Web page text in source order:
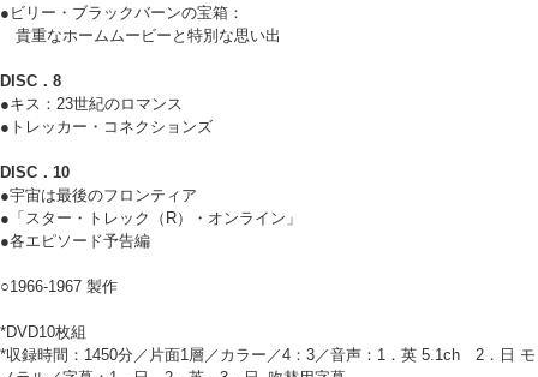
●ビリー・ブラックバーンの宝箱：
貴重なホームムービーと特別な思い出
DISC．8
●キス：23世紀のロマンス
●トレッカー・コネクションズ
DISC．10
●宇宙は最後のフロンティア
●「スター・トレック（R）・オンライン」
●各エピソード予告編
○1966-1967 製作
*DVD10枚組
*収録時間：1450分／片面1層／カラー／4：3／音声：1．英 5.1ch 2．日 モ